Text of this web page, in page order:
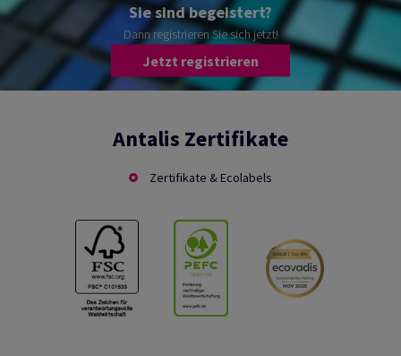
Sie sind begeistert?
Dann registrieren Sie sich jetzt!
Jetzt registrieren
Antalis Zertifikate
Zertifikate & Ecolabels